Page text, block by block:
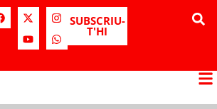
SUBSCRIU-
T'HI